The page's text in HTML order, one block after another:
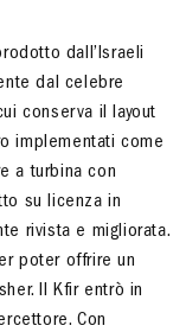
dall’Israeli
dal celebre
conserva il layout
implementati come
a turbina con
su licenza in
rivista e migliorata.
poter offrire un
Il Kfir entrò in
Con